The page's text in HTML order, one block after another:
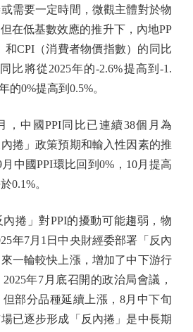
需要一定時間，微觀主體對於物
在低基數效應的推升下，內地PP
CPI（消費者物價指數）的同比
比將從2025年的-2.6%提高到-1.
的0%提高到0.5%。
中國PPI同比已連續38個月為
捲」政策預期和輸入性因素的推
中國PPI環比回到0%，10月提高
0.1%。
」對PPI的擾動可能趨弱，物
年7月1日中央財經委部署「反內
一輪較快上漲，增加了中下游行
年7月底召開的政治局會議，
部分品種延續上漲，8月中下旬
已逐步形成「反內捲」是中長期